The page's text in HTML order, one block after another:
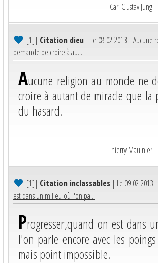
Carl Gustav Jung
[1]| Citation dieu | Le 08-02-2013 | Aucune
demande de croire à au...
Aucune religion au monde ne
croire à autant de miracle que la
du hasard.
Thierry Maulnier
[1]| Citation inclassables | Le 09-02-2013 |
est dans un milieu où l'on pa...
Progresser,quand on est dans
l'on parle encore avec les
mais point impossible.